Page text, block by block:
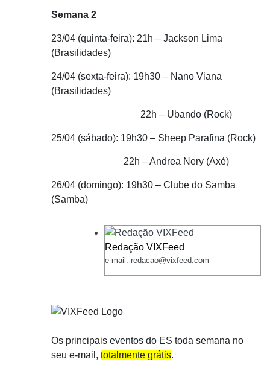
Semana 2
23/04 (quinta-feira): 21h – Jackson Lima
(Brasilidades)
24/04 (sexta-feira): 19h30 – Nano Viana
(Brasilidades)
22h – Ubando (Rock)
25/04 (sábado): 19h30 – Sheep Parafina (Rock)
22h – Andrea Nery (Axé)
26/04 (domingo): 19h30 – Clube do Samba
(Samba)
Redação VIXFeed
e-mail: redacao@vixfeed.com
Os principais eventos do ES toda semana no
seu e-mail, totalmente grátis.